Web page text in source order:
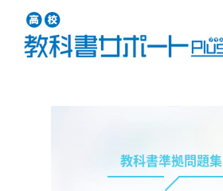
教科書準拠問題集